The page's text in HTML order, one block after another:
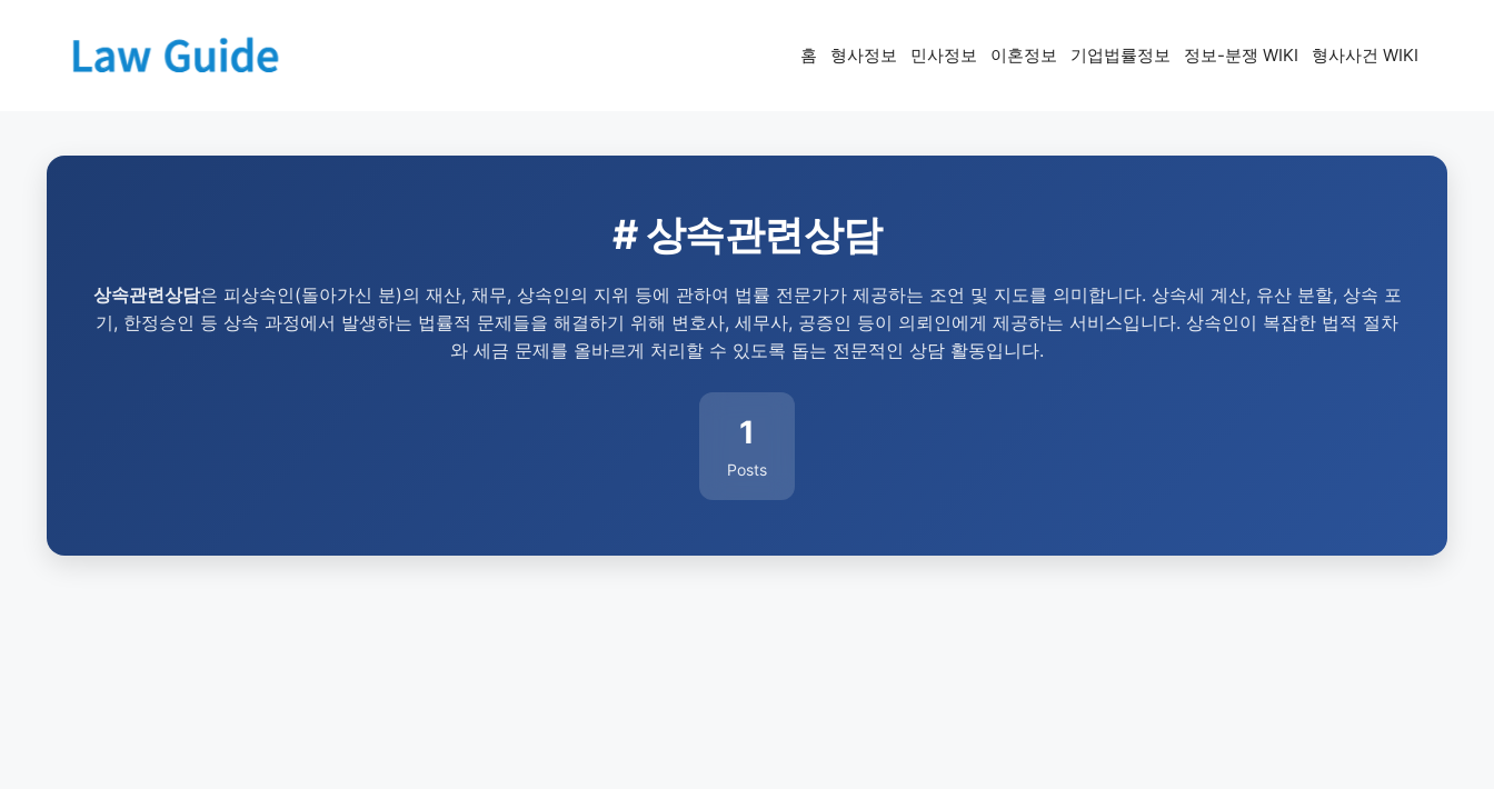
홈 형사정보 민사정보 이혼정보 기업법률정보 정보-분쟁 WIKI 형사사건 WIKI
# 상속관련상담
상속관련상담은 피상속인(돌아가신 분)의 재산, 채무, 상속인의 지위 등에 관하여 법률 전문가가 제공하는 조언 및 지도를 의미합니다. 상속세 계산, 유산 분할, 상속 포
기, 한정승인 등 상속 과정에서 발생하는 법률적 문제들을 해결하기 위해 변호사, 세무사, 공증인 등이 의뢰인에게 제공하는 서비스입니다. 상속인이 복잡한 법적 절차
와 세금 문제를 올바르게 처리할 수 있도록 돕는 전문적인 상담 활동입니다.
1
Posts